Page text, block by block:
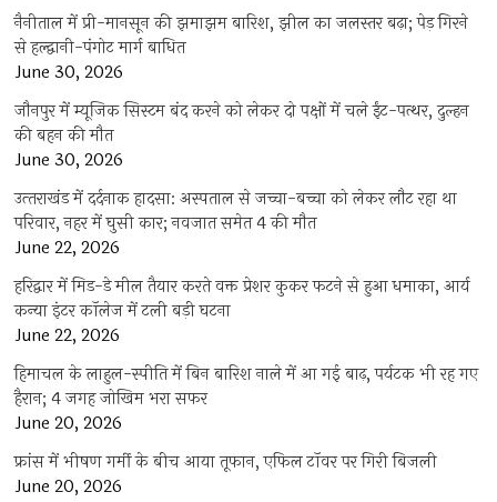
नैनीताल में प्री-मानसून की झमाझम बारिश, झील का जलस्तर बढ़ा; पेड़ गिरने
से हल्द्वानी-पंगोट मार्ग बाधित
June 30, 2026
जौनपुर में म्यूजिक सिस्टम बंद करने को लेकर दो पक्षों में चले ईंट-पत्थर, दुल्हन
की बहन की मौत
June 30, 2026
उत्‍तराखंड में दर्दनाक हादसा: अस्पताल से जच्चा-बच्चा को लेकर लौट रहा था
परिवार, नहर में घुसी कार; नवजात समेत 4 की मौत
June 22, 2026
हरिद्वार में मिड-डे मील तैयार करते वक्त प्रेशर कुकर फटने से हुआ धमाका, आर्य
कन्या इंटर कॉलेज में टली बड़ी घटना
June 22, 2026
हिमाचल के लाहुल-स्पीति में बिन बारिश नाले में आ गई बाढ़, पर्यटक भी रह गए
हैरान; 4 जगह जोखिम भरा सफर
June 20, 2026
फ्रांस में भीषण गर्मी के बीच आया तूफान, एफिल टॉवर पर गिरी बिजली
June 20, 2026